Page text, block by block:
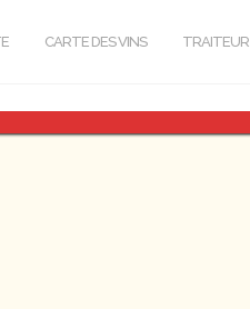
CARTE DES VINS TRAITEUR